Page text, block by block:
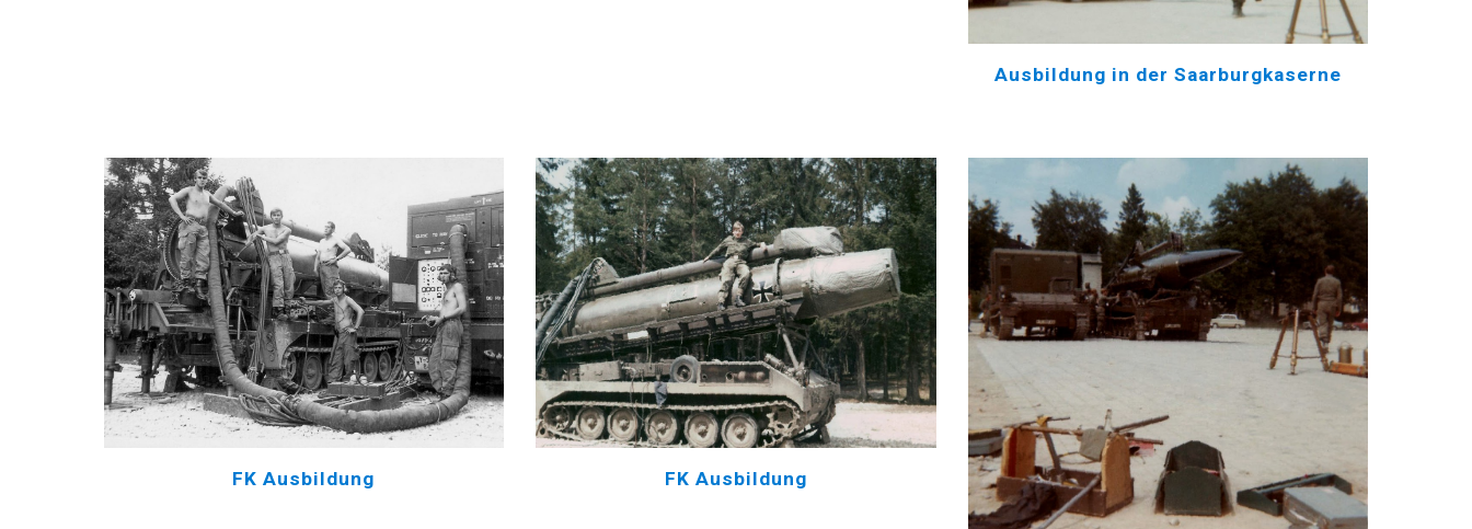
Ausbildung in der Saarburgkaserne
FK Ausbildung FK Ausbildung